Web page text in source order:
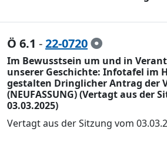
Ö 6.1 -22-0720
Im Bewusstsein um und in
unserer Geschichte: Infotafel im
gestalten Dringlicher Antrag der
(NEUFASSUNG) (Vertagt aus der
03.03.2025)
Vertagt aus der Sitzung vom